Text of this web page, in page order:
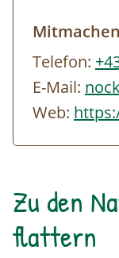
Telefon:
E-Mail:
Web:
Zu den
flattern